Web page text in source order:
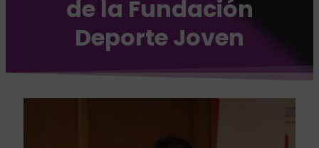
de la Fundación
Deporte Joven